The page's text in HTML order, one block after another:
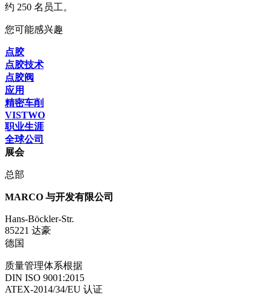
约 250 名员工。
您可能感兴趣
点胶
点胶技术
点胶阀
应用
精密车削
VISTWO
职业生涯
全球公司
展会
总部
MARCO 与开发有限公司
Hans-Böckler-Str.
85221 达豪
德国
质量管理体系根据
DIN ISO 9001:2015
ATEX-2014/34/EU 认证